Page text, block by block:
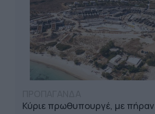
Κύριε πρωθυπουργέ, με